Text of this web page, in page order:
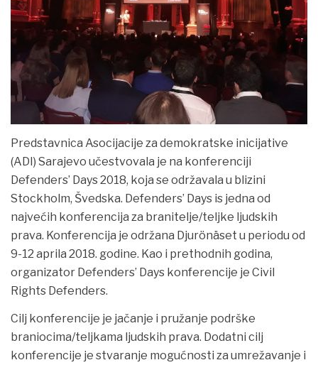
VIJESTI
Predstavnica Asocijacije za demokratske inicijative
(ADI) Sarajevo učestvovala je na konferenciji
Defenders’ Days 2018, koja se održavala u blizini
Stockholm, Švedska. Defenders’ Days is jedna od
najvećih konferencija za branitelje/teljke ljudskih
prava. Konferencija je održana Djurönäset u periodu od
9-12 aprila 2018. godine. Kao i prethodnih godina,
organizator Defenders’ Days konferencije je Civil
Rights Defenders.
Cilj konferencije je jačanje i pružanje podrške
braniocima/teljkama ljudskih prava. Dodatni cilj
konferencije je stvaranje mogućnosti za umrežavanje i